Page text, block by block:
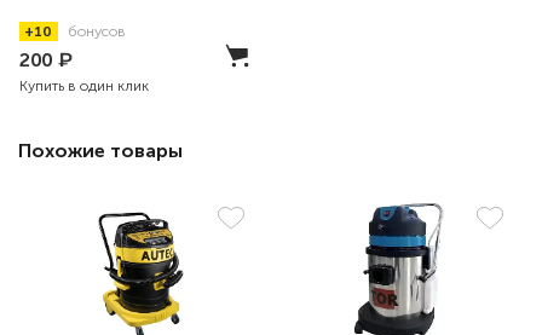
+10 бонусов
200 ₽
Купить в один клик
Похожие товары